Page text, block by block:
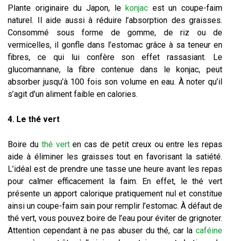
Plante originaire du Japon, lekonjac est un coupe-faim
naturel. Il aide aussi à réduire l’absorption des graisses.
Consommé sous forme de gomme, de riz ou de
vermicelles, il gonfle dans l’estomac grâce à sa teneur en
fibres, ce qui lui confère son effet rassasiant. Le
glucomannane, la fibre contenue dans le konjac, peut
absorber jusqu’à 100 fois son volume en eau. À noter qu’il
s’agit d’un aliment faible en calories.
4. Le thé vert
Boire du thé verten cas de petit creux ou entre les repas
aide à éliminer les graisses tout en favorisant la satiété.
L’idéal est de prendre une tasse une heure avant les repas
pour calmer efficacement la faim. En effet, le thé vert
présente un apport calorique pratiquement nul et constitue
ainsi un coupe-faim sain pour remplir l’estomac. À défaut de
thé vert, vous pouvez boire de l’eau pour éviter de grignoter.
Attention cependant à ne pas abuser du thé, car la caféine